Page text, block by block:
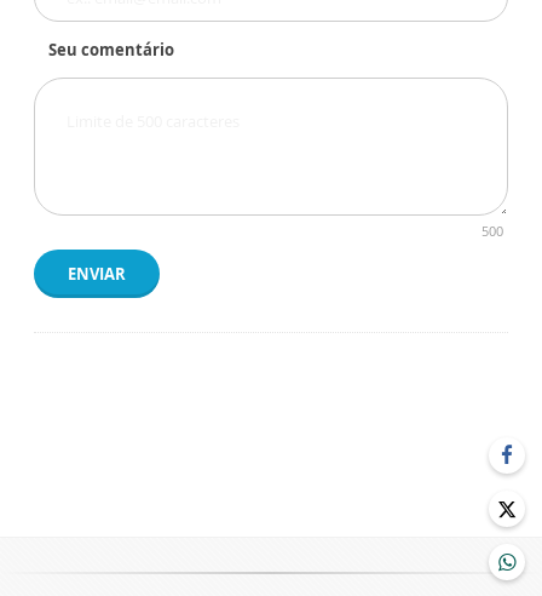
Seu comentário
500
ENVIAR